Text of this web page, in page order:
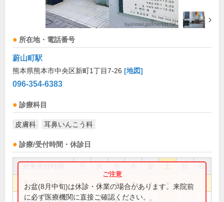
所在地・電話番号
蔚山町駅
熊本県熊本市中央区新町1丁目7-26 [地図]
096-354-6383
診療科目
皮膚科 耳鼻いんこう科
診療/受付時間・休診日
祝
9:00～12:00 ● ● ● ● ●
14:00～17:30 ● ● ●
お盆(8月中旬)は休診・休業の場合があります。来院前
に必ず医療機関に直接ご確認ください。